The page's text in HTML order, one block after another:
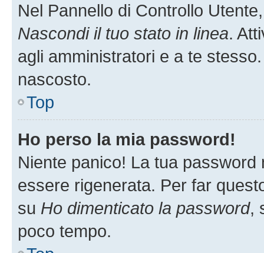
Nel Pannello di Controllo
Nascondi il tuo stato in linea.
agli amministratori e a te
nascosto.
Top
Ho perso la mia password!
Niente panico! La tua
essere rigenerata. Per far
su Ho dimenticato la password,
poco tempo.